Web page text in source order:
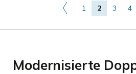
1 2 3 4
Modernisierte